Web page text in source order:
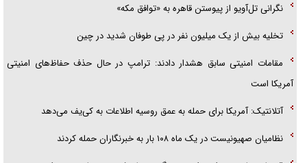
نگرانی تل‌آویو از پیوستن قاهره به «توافق مکه»
تخلیه بیش از یک میلیون نفر در پی طوفان شدید در چین
مقامات امنیتی سابق هشدار دادند: ترامپ در حال حذف حفاظ‌های امنیتی
آمریکا است
آتلانتیک: آمریکا برای حمله به عمق روسیه اطلاعات به کی‌یف می‌دهد
نظامیان صهیونیست در یک ماه ۱۰۸ بار به خبرنگاران حمله کردند